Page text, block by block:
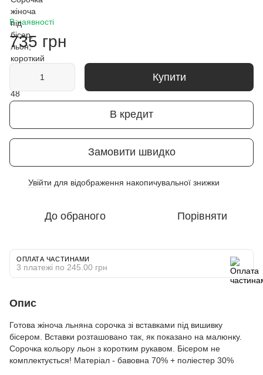
В наявності
735 грн
Купити
В кредит
Замовити швидко
Увійти для відображення накопичувальної знижки
До обраного Порівняти
ОПЛАТА ЧАСТИНАМИ
3 платежі по 245.00 грн
Опис
Готова жіноча льняна сорочка зі вставками під вишивку
бісером. Вставки розташовано так, як показано на малюнку.
Сорочка кольору льон з коротким рукавом. Бісером не
комплектується! Матеріал - бавовна 70% + поліестер 30%